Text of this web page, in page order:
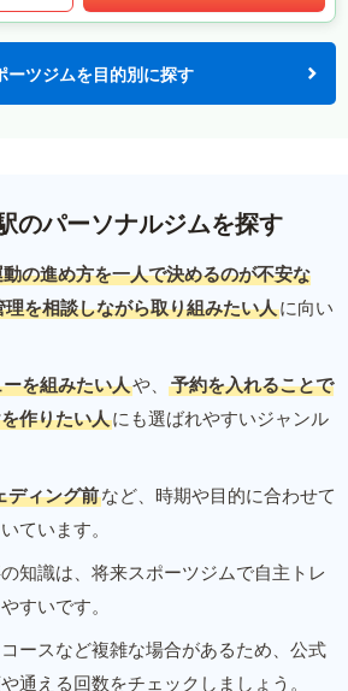
ーツジムを目的別に探す
のパーソナルジムを探す
の進め方を一人で決めるのが不安な
を相談しながら取り組みたい人に向い
を組みたい人や、
予約を入れることで
作りたい人にも選ばれやすいジャンル
ディング前など、時期や目的に合わせて
ています。
知識は、将来スポーツジムで自主トレ
すいです。
ースなど複雑な場合があるため、公式
通える回数をチェックしましょう。